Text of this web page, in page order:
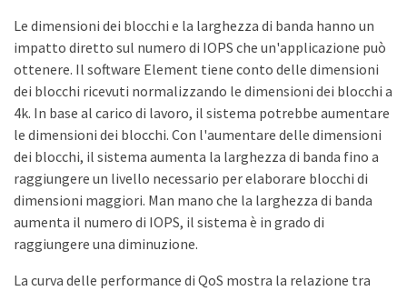
Le dimensioni dei blocchi e la larghezza di banda hanno un
impatto diretto sul numero di IOPS che un'applicazione può
ottenere. Il software Element tiene conto delle dimensioni
dei blocchi ricevuti normalizzando le dimensioni dei blocchi a
4k. In base al carico di lavoro, il sistema potrebbe aumentare
le dimensioni dei blocchi. Con l'aumentare delle dimensioni
dei blocchi, il sistema aumenta la larghezza di banda fino a
raggiungere un livello necessario per elaborare blocchi di
dimensioni maggiori. Man mano che la larghezza di banda
aumenta il numero di IOPS, il sistema è in grado di
raggiungere una diminuzione.
La curva delle performance di QoS mostra la relazione tra